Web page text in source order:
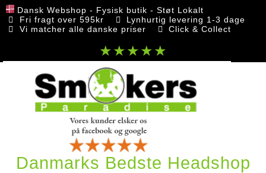
Dansk Webshop - Fysisk butik - Støt Lokalt
Fri fragt over 595kr
Lynhurtig levering 1-3 dage
Vi matcher alle danske priser
Click & Collect
★★★★★
Danmarks Bedste Headshop